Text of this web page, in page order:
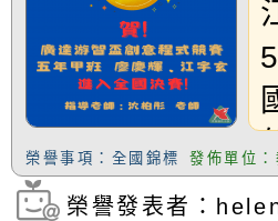
份及道安
設置防災
信誼基
【打噴嚏
0-8歲抗
童過敏免
檢送桃園
字稿及
檢送桃園
「小桃家
檢送桃園
榮譽事項：全國錦標 發佈單位：
榮譽發表者：